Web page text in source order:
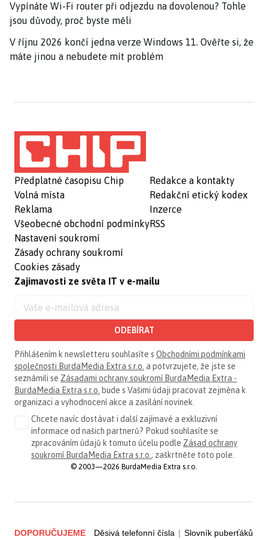
Vypínáte Wi-Fi router při odjezdu na dovolenou? Tohle
jsou důvody, proč byste měli
V říjnu 2026 končí jedna verze Windows 11. Ověřte si, že
máte jinou a nebudete mít problém
Předplatné časopisu Chip
Volná místa
Reklama
Všeobecné obchodní podmínky
Nastavení soukromí
Zásady ochrany soukromí
Cookies zásady
Redakce a kontakty
Redakční etický kodex
Inzerce
RSS
Zajímavosti ze světa IT v e-mailu
ODEBÍRAT
Přihlášením k newsletteru souhlasíte s Obchodními podmínkami
společnosti BurdaMedia Extra s.r.o. a potvrzujete, že jste se
seznámili se Zásadami ochrany soukromí BurdaMedia Extra -
BurdaMedia Extra s.r.o. bude s Vašimi údaji pracovat zejména k
organizaci a vyhodnocení akce a zasílání novinek.
Chcete navíc dostávat i další zajímavé a exkluzivní
informace od našich partnerů? Pokud souhlasíte se
zpracováním údajů k tomuto účelu podle Zásad ochrany
soukromí BurdaMedia Extra s.r.o., zaškrtněte toto pole.
© 2003—2026 BurdaMedia Extra s.r.o.
DOPORUČUJEME Děsivá telefonní čísla | Slovník puberťáků